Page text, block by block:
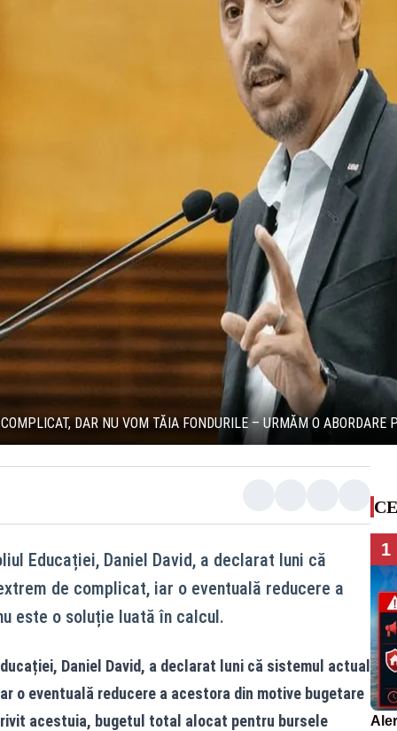
DAR NU VOM TĂIA FONDURILE – URMĂM O ABORDARE
Educației, Daniel David, a declarat luni că
de complicat, iar o eventuală reducere a
este o soluție luată în calcul.
Daniel David, a declarat luni că sistemul actual
o eventuală reducere a acestora din motive bugetare
acestuia, bugetul total alocat pentru bursele
1